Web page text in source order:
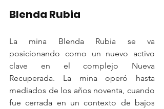
Blenda Rubia
La mina Blenda Rubia se va
posicionando como un nuevo activo
clave en el complejo Nueva
Recuperada. La mina operó hasta
mediados de los años noventa, cuando
fue cerrada en un contexto de bajos